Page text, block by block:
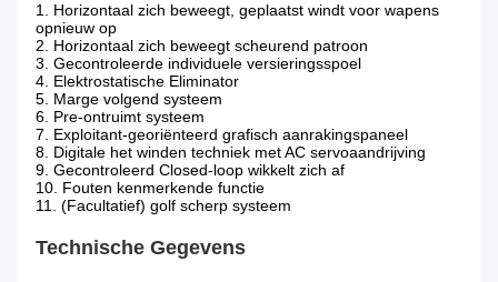
1. Horizontaal zich beweegt, geplaatst windt voor wapens
opnieuw op
2. Horizontaal zich beweegt scheurend patroon
3. Gecontroleerde individuele versieringsspoel
4. Elektrostatische Eliminator
5. Marge volgend systeem
6. Pre-ontruimt systeem
7. Exploitant-georiënteerd grafisch aanrakingspaneel
8. Digitale het winden techniek met AC servoaandrijving
9. Gecontroleerd Closed-loop wikkelt zich af
10. Fouten kenmerkende functie
11. (Facultatief) golf scherp systeem
Technische Gegevens